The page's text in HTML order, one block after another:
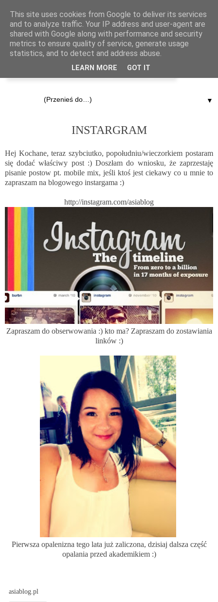
▼
INSTARGRAM
Hej Kochane, teraz szybciutko, popołudniu/wieczorkiem postaram
się dodać właściwy post :) Doszłam do wniosku, że zaprzestaję
pisanie postow pt. mobile mix, jeśli ktoś jest ciekawy co u mnie to
zapraszam na blogowego instargama :)
http://instagram.com/asiablog
Zapraszam do obserwowania :) kto ma? Zapraszam do zostawiania
linków :)
Pierwsza opalenizna tego lata już zaliczona, dzisiaj dalsza część
opalania przed akademikiem :)
asiablog.pl
This site uses cookies from Google to deliver its services
and to analyze traffic. Your IP address and user-agent are
shared with Google along with performance and security
metrics to ensure quality of service, generate usage
statistics, and to detect and address abuse.
LEARN MORE GOT IT